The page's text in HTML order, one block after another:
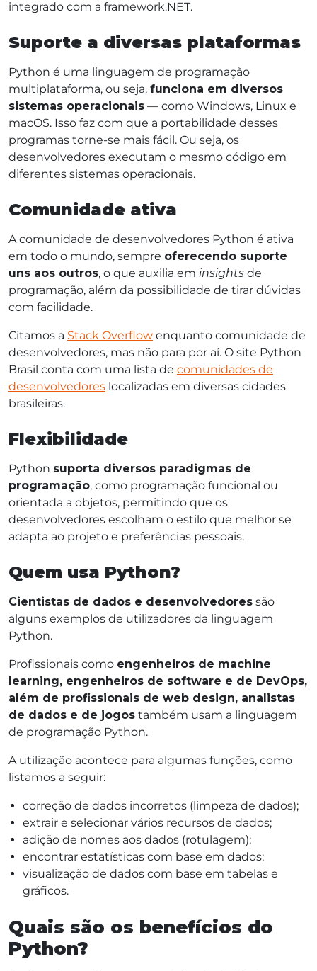
integrado com a framework.NET.
Suporte a diversas plataformas
Python é uma linguagem de programação
multiplataforma, ou seja, funciona em diversos
sistemas operacionais — como Windows, Linux e
macOS. Isso faz com que a portabilidade desses
programas torne-se mais fácil. Ou seja, os
desenvolvedores executam o mesmo código em
diferentes sistemas operacionais.
Comunidade ativa
A comunidade de desenvolvedores Python é ativa
em todo o mundo, sempre oferecendo suporte
uns aos outros, o que auxilia em insights de
programação, além da possibilidade de tirar dúvidas
com facilidade.
Citamos a Stack Overflow enquanto comunidade de
desenvolvedores, mas não para por aí. O site Python
Brasil conta com uma lista de comunidades de
desenvolvedores localizadas em diversas cidades
brasileiras.
Flexibilidade
Python suporta diversos paradigmas de
programação, como programação funcional ou
orientada a objetos, permitindo que os
desenvolvedores escolham o estilo que melhor se
adapta ao projeto e preferências pessoais.
Quem usa Python?
Cientistas de dados e desenvolvedores são
alguns exemplos de utilizadores da linguagem
Python.
Profissionais como engenheiros de machine
learning, engenheiros de software e de DevOps,
além de profissionais de web design, analistas
de dados e de jogos também usam a linguagem
de programação Python.
A utilização acontece para algumas funções, como
listamos a seguir:
correção de dados incorretos (limpeza de dados);
extrair e selecionar vários recursos de dados;
adição de nomes aos dados (rotulagem);
encontrar estatísticas com base em dados;
visualização de dados com base em tabelas e
gráficos.
Quais são os benefícios do
Python?